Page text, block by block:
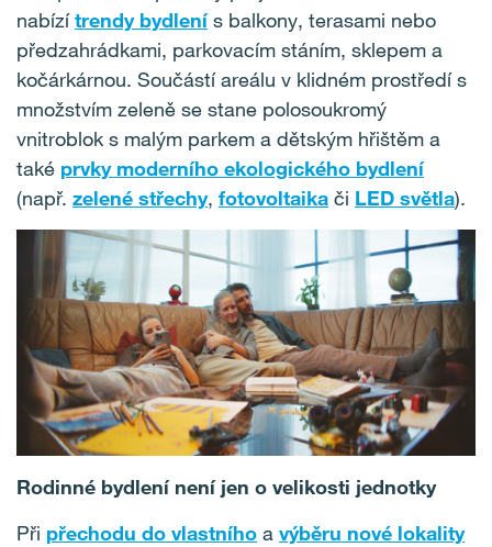
nabízítrendy bydlenís balkony, terasami nebo
předzahrádkami, parkovacím stáním, sklepem a
kočárkárnou. Součástí areálu v klidném prostředí s
množstvím zeleně se stane polosoukromý
vnitroblok s malým parkem a dětským hřištěm a
také prvky moderního ekologického bydlení
(např. zelené střechy, fotovoltaika či LED světla).
Rodinné bydlení není jen o velikosti jednotky
Při přechodu do vlastního a výběru nové lokality